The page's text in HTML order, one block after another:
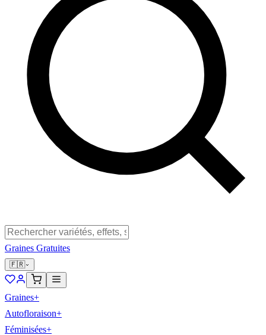
Graines Gratuites
🇫🇷
Graines+
Autofloraison+
Féminisées+